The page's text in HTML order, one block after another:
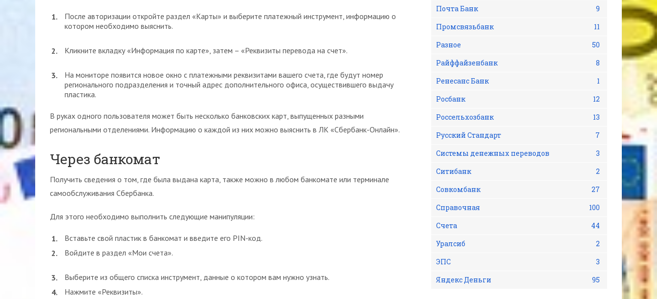
После авторизации откройте раздел «Карты» и выберите платежный инструмент, информацию о
котором необходимо выяснить.
Кликните вкладку «Информация по карте», затем – «Реквизиты перевода на счет».
На мониторе появится новое окно с платежными реквизитами вашего счета, где будут номер
регионального подразделения и точный адрес дополнительного офиса, осуществившего выдачу
пластика.
В руках одного пользователя может быть несколько банковских карт, выпущенных разными
региональными отделениями. Информацию о каждой из них можно выяснить в ЛК «Сбербанк-Онлайн».
Через банкомат
Получить сведения о том, где была выдана карта, также можно в любом банкомате или терминале
самообслуживания Сбербанка.
Для этого необходимо выполнить следующие манипуляции:
Вставьте свой пластик в банкомат и введите его PIN-код.
Войдите в раздел «Мои счета».
Выберите из общего списка инструмент, данные о котором вам нужно узнать.
Нажмите «Реквизиты».
Почта Банк
9
Промсвязьбанк
11
Разное
50
Райффайзенбанк
8
Ренесанс Банк
1
Росбанк
12
Россельхозбанк
13
Русский Стандарт
7
Системы денежных переводов
3
Ситибанк
2
Совкомбанк
27
Справочная
100
Счета
44
Уралсиб
2
ЭПС
3
Яндекс Деньги
95